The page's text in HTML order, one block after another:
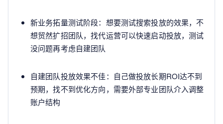
新业务拓量测试阶段：想要测试搜索投放的效果，不
想贸然扩招团队，找代运营可以快速启动投放，测试
没问题再考虑自建团队
自建团队投放效果不佳：自己做投放长期ROI达不到
预期，找不到优化方向，需要外部专业团队介入调整
账户结构